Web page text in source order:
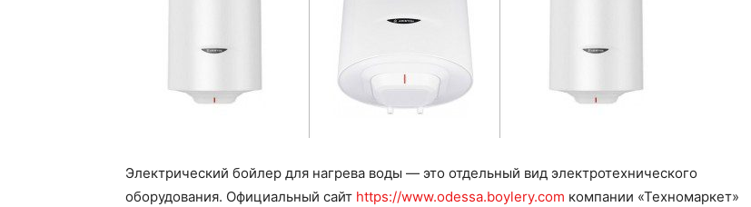
Электрический бойлер для нагрева воды — это отдельный вид электротехнического
оборудования. Официальный сайт https://www.odessa.boylery.com компании «Техномаркет»